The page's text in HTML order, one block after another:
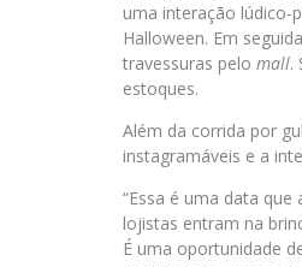
uma interação lúdico-
Halloween. Em
travessuras pelo mall.
estoques.
Além da corrida por
instagramáveis e a
“Essa é uma data
lojistas entram na
É uma oportunidade